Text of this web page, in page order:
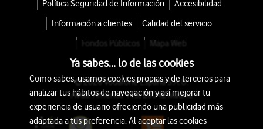
Política Seguridad de Información
Accesibilidad
Información a clientes
Calidad del servicio
Fondos Públicos
Mapa Web
© 2026 Vodafone España S.A.U.
Avda. América 115, 28042 Madrid
Ya sabes... lo de las cookies
Como sabes, usamos cookies propias y de terceros para
analizar tus hábitos de navegación y así mejorar tu
experiencia de usuario ofreciendo una publicidad más
adaptada a tus preferencia. Al aceptar las cookies